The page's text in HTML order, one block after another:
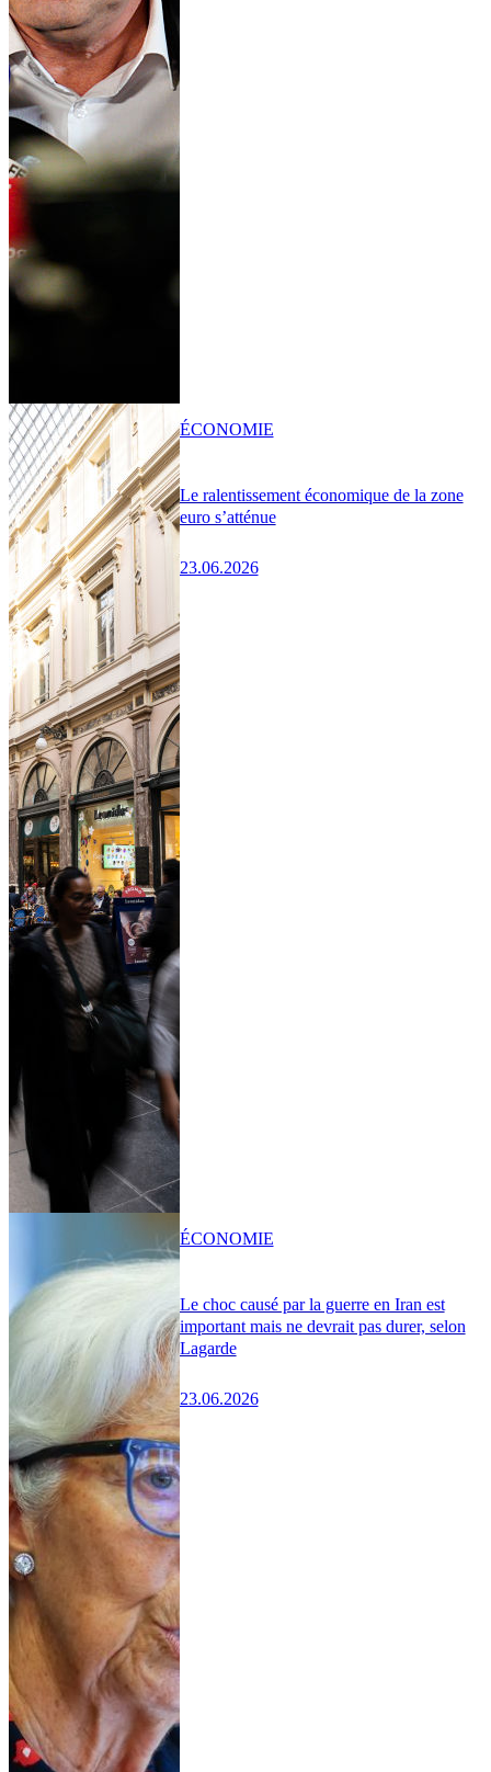
Le ralentissement économique de la zone
euro s’atténue
23.06.2026
ÉCONOMIE
Le choc causé par la guerre en Iran est
important mais ne devrait pas durer, selon
Lagarde
23.06.2026
ÉCONOMIE